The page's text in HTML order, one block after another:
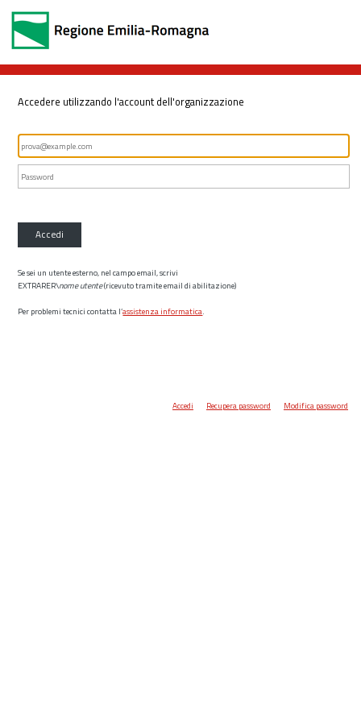
Accedere utilizzando l'account dell'organizzazione
Accedi
Se sei un utente esterno, nel campo email, scrivi
EXTRARER\nome utente(ricevuto tramite email di abilitazione)
Per problemi tecnici contatta l’assistenza informatica.
Accedi Recupera password Modifica password